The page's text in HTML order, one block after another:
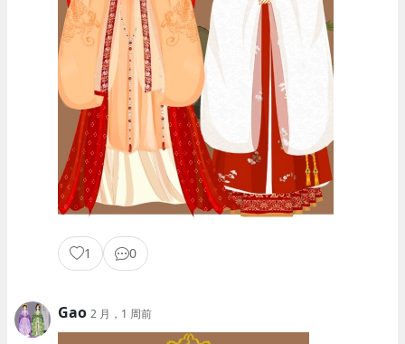
1 0
Gao 2 月，1 周前